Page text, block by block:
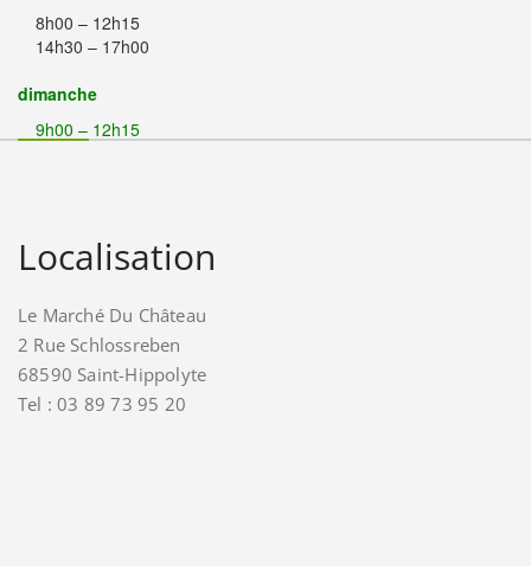
8h00 – 12h15
14h30 – 17h00
dimanche
9h00 – 12h15
Localisation
Le Marché Du Château
2 Rue Schlossreben
68590 Saint-Hippolyte
Tel : 03 89 73 95 20